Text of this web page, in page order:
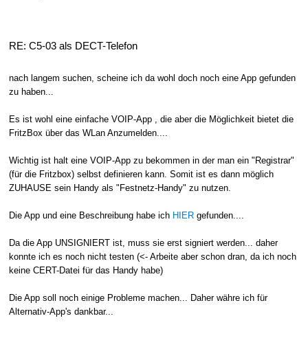
RE: C5-03 als DECT-Telefon
nach langem suchen, scheine ich da wohl doch noch eine App gefunden
zu haben...
Es ist wohl eine einfache VOIP-App , die aber die Möglichkeit bietet die
FritzBox über das WLan Anzumelden....
Wichtig ist halt eine VOIP-App zu bekommen in der man ein "Registrar"
(für die Fritzbox) selbst definieren kann. Somit ist es dann möglich
ZUHAUSE sein Handy als "Festnetz-Handy" zu nutzen.
Die App und eine Beschreibung habe ich HIERgefunden....
Da die App UNSIGNIERT ist, muss sie erst signiert werden... daher
konnte ich es noch nicht testen (<- Arbeite aber schon dran, da ich noch
keine CERT-Datei für das Handy habe)
Die App soll noch einige Probleme machen... Daher währe ich für
Alternativ-App's dankbar...